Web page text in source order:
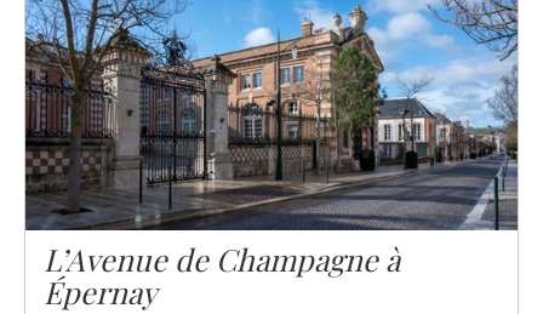
L’Avenue de Champagne à
Épernay